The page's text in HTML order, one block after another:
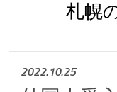
札幌
2022.10.25